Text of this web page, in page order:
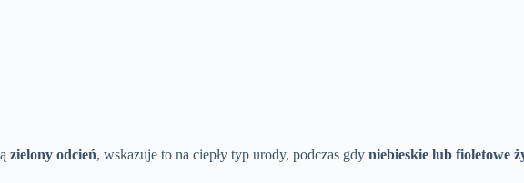
zielony odcień, wskazuje to na ciepły typ urody, podczas gdy niebieskie lub fioletowe